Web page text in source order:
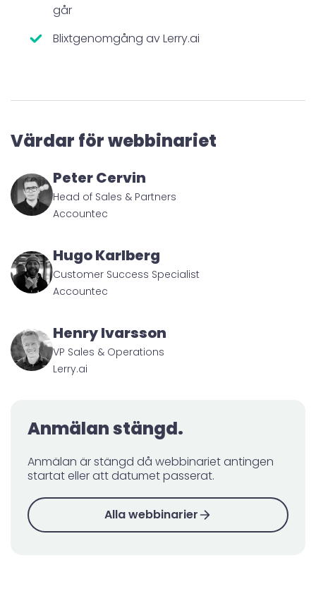
går
Blixtgenomgång av Lerry.ai
Värdar för webbinariet
Peter Cervin
Head of Sales & Partners
Accountec
Hugo Karlberg
Customer Success Specialist
Accountec
Henry Ivarsson
VP Sales & Operations
Lerry.ai
Anmälan stängd.
Anmälan är stängd då webbinariet antingen
startat eller att datumet passerat.
Alla webbinarier